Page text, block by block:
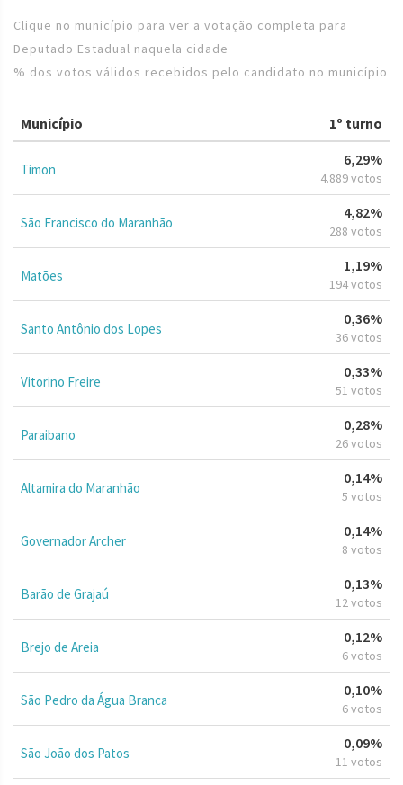
Clique no município para ver a votação completa para
Deputado Estadual naquela cidade
% dos votos válidos recebidos pelo candidato no município
Município 1º turno
Timon
6,29%
4.889 votos
São Francisco do Maranhão
4,82%
288 votos
Matões
1,19%
194 votos
Santo Antônio dos Lopes
0,36%
36 votos
Vitorino Freire
0,33%
51 votos
Paraibano
0,28%
26 votos
Altamira do Maranhão
0,14%
5 votos
Governador Archer
0,14%
8 votos
Barão de Grajaú
0,13%
12 votos
Brejo de Areia
0,12%
6 votos
São Pedro da Água Branca
0,10%
6 votos
São João dos Patos
0,09%
11 votos